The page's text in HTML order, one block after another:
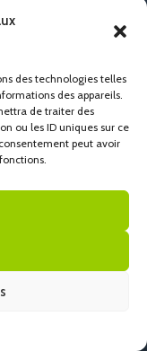
des technologies telles
des appareils.
de traiter des
ou les ID uniques sur ce
peut avoir